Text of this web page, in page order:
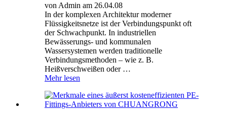
von Admin am 26.04.08
In der komplexen Architektur moderner
Flüssigkeitsnetze ist der Verbindungspunkt oft
der Schwachpunkt. In industriellen
Bewässerungs- und kommunalen
Wassersystemen werden traditionelle
Verbindungsmethoden – wie z. B.
Heißverschweißen oder …
Mehr lesen